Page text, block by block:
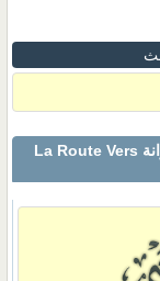
>بتميز نقدم لكم اسطوانة La Route Vers